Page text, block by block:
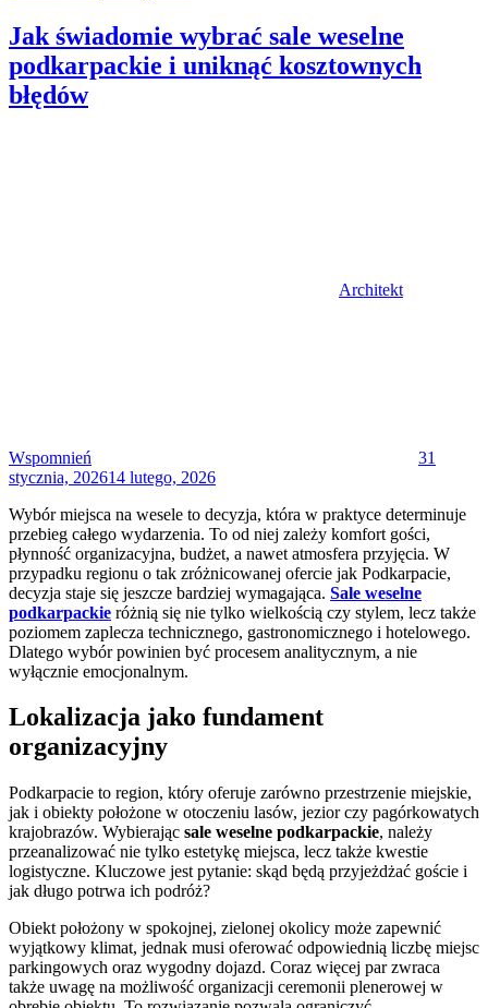
Jak świadomie wybrać sale weselne
podkarpackie i uniknąć kosztownych
błędów
Architekt
Wspomnień
31
stycznia, 202614 lutego, 2026
Wybór miejsca na wesele to decyzja, która w praktyce determinuje
przebieg całego wydarzenia. To od niej zależy komfort gości,
płynność organizacyjna, budżet, a nawet atmosfera przyjęcia. W
przypadku regionu o tak zróżnicowanej ofercie jak Podkarpacie,
decyzja staje się jeszcze bardziej wymagająca. Sale weselne
podkarpackie różnią się nie tylko wielkością czy stylem, lecz także
poziomem zaplecza technicznego, gastronomicznego i hotelowego.
Dlatego wybór powinien być procesem analitycznym, a nie
wyłącznie emocjonalnym.
Lokalizacja jako fundament
organizacyjny
Podkarpacie to region, który oferuje zarówno przestrzenie miejskie,
jak i obiekty położone w otoczeniu lasów, jezior czy pagórkowatych
krajobrazów. Wybierając sale weselne podkarpackie, należy
przeanalizować nie tylko estetykę miejsca, lecz także kwestie
logistyczne. Kluczowe jest pytanie: skąd będą przyjeżdżać goście i
jak długo potrwa ich podróż?
Obiekt położony w spokojnej, zielonej okolicy może zapewnić
wyjątkowy klimat, jednak musi oferować odpowiednią liczbę miejsc
parkingowych oraz wygodny dojazd. Coraz więcej par zwraca
także uwagę na możliwość organizacji ceremonii plenerowej w